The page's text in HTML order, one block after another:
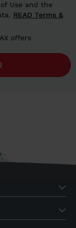
Use and the
READ Terms &
offers